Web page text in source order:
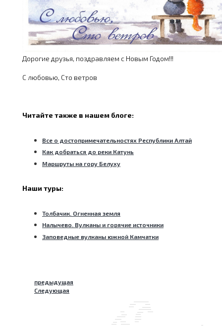
Дорогие друзья, поздравляем с Новым Годом!!!
С любовью, Сто ветров
Читайте также в нашем блоге:
Все о достопримечательностях Республики Алтай
Как добраться до реки Катунь
Маршруты на гору Белуху
Наши туры:
Толбачик. Огненная земля
Налычево. Вулканы и горячие источники
Заповедные вулканы южной Камчатки
предыдущая
Следующая